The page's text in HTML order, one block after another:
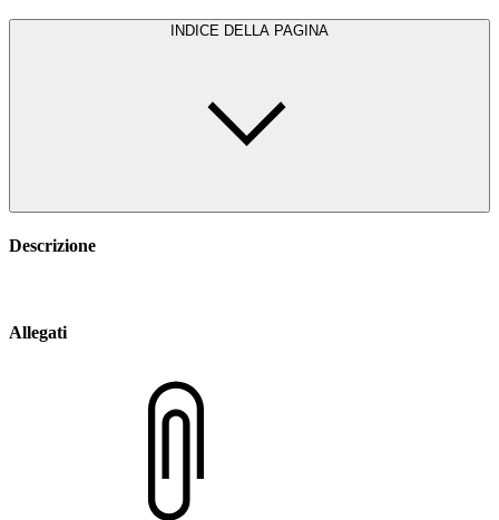
INDICE DELLA PAGINA
Descrizione
Allegati